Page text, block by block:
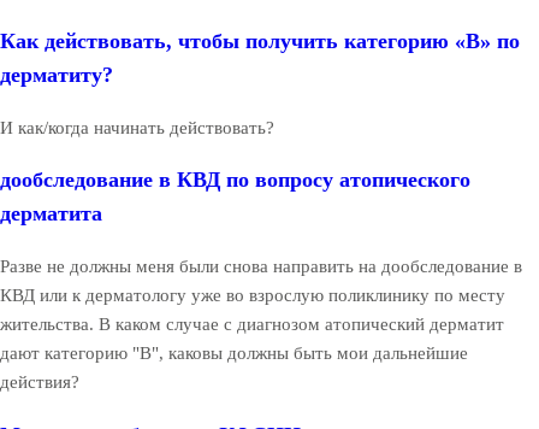
Как действовать, чтобы получить категорию «В» по
дерматиту?
И как/когда начинать действовать?
дообследование в КВД по вопросу атопического
дерматита
Разве не должны меня были снова направить на дообследование в
КВД или к дерматологу уже во взрослую поликлинику по месту
жительства. В каком случае с диагнозом атопический дерматит
дают категорию "В", каковы должны быть мои дальнейшие
действия?